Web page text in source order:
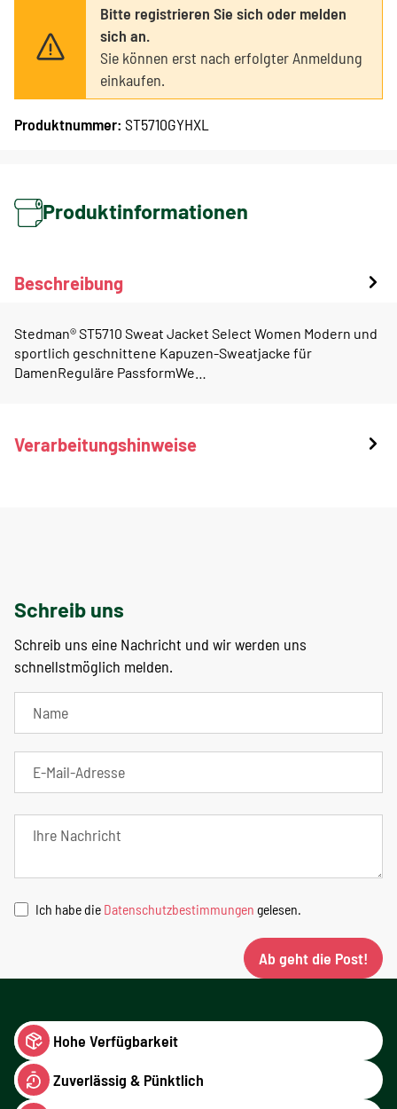
Bitte registrieren Sie sich oder melden
sich an.
Sie können erst nach erfolgter Anmeldung
einkaufen.
Produktnummer: ST5710GYHXL
Produktinformationen
Beschreibung
Stedman® ST5710 Sweat Jacket Select Women Modern und
sportlich geschnittene Kapuzen-Sweatjacke für
DamenReguläre PassformWe…
Verarbeitungshinweise
Schreib uns
Schreib uns eine Nachricht und wir werden uns
schnellstmöglich melden.
Ich habe die Datenschutzbestimmungen gelesen.
Ab geht die Post!
Hohe Verfügbarkeit
Zuverlässig & Pünktlich